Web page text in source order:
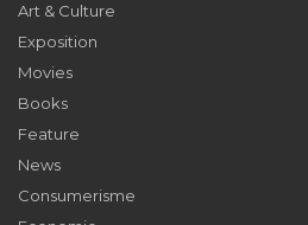
Art & Culture
Exposition
Movies
Books
Feature
News
Consumerisme